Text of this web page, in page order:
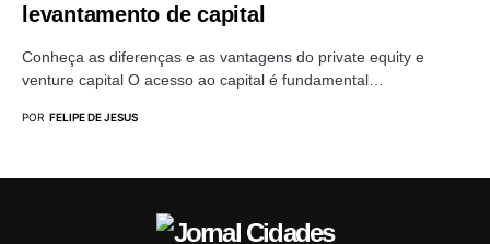
levantamento de capital
Conheça as diferenças e as vantagens do private equity e
venture capital O acesso ao capital é fundamental…
POR FELIPE DE JESUS